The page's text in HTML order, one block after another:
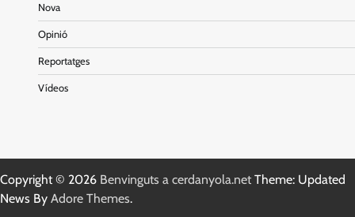
Nova
Opinió
Reportatges
Vídeos
Copyright © 2026 Benvinguts a cerdanyola.net Theme: Updated
News By Adore Themes.